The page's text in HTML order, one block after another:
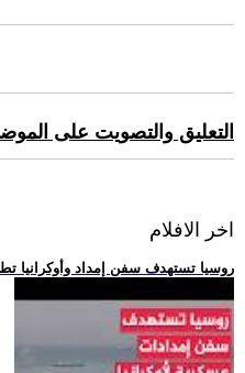
التعليق والتصويت على
اخر الافلام
.. روسيا تستهدف سفن إمداد وأوكرانيا تطور